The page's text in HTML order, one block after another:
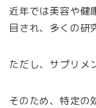
近年では美容や健
目され、多くの研
ただし、サプリメ
そのため、特定の